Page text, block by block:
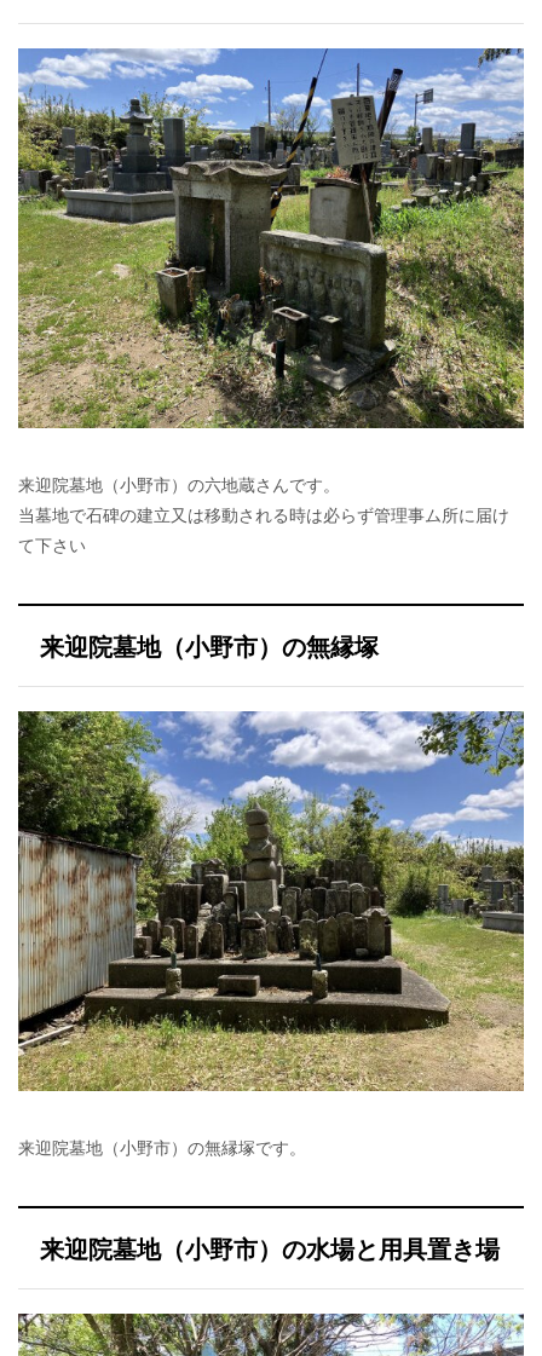
来迎院墓地（小野市）の六地蔵さんです。
当墓地で石碑の建立又は移動される時は必らず管理事ム所に届け
て下さい
来迎院墓地（小野市）の無縁塚
来迎院墓地（小野市）の無縁塚です。
来迎院墓地（小野市）の水場と用具置き場